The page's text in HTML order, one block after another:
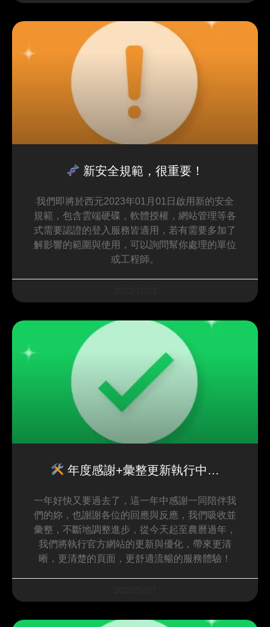
新安全規範，很重要！
我們即將於西元2023年01月01日啟用新的安全
規範，包含雲端硬碟，軟體授權，網站管理等各
式需要認證的登入服務皆適用，若有需要多加了
解影響的範圍與使用，可以詢問幫你處理的單位
或工程師。
2022/12/23
年度感謝+彙整更新執行中…
一年好快又要過去了，這一年中感謝一同陪伴我
們的妳，也謝謝各位的回應與反應，我們吸收並
彙整，不斷地調整進步，從今天起至農曆過年，
我們將執行官方網站的更新與優化，帶來更清
晰，更清楚的頁面，更舒適流暢的服務體驗！
2022/11/07